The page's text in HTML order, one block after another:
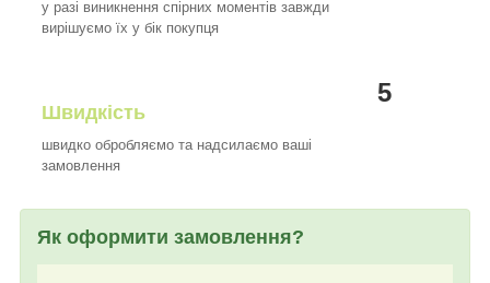
у разі виникнення спірних моментів завжди
вирішуємо їх у бік покупця
5
Швидкість
швидко обробляємо та надсилаємо ваші
замовлення
Як оформити замовлення?